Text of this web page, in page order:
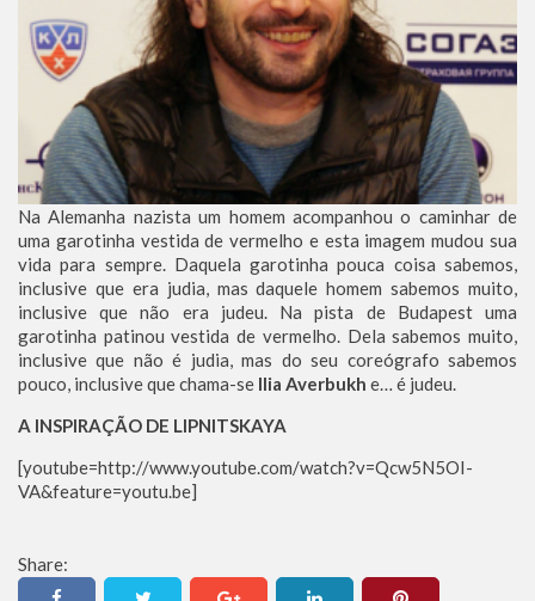
Na Alemanha nazista um homem acompanhou o caminhar de
uma garotinha vestida de vermelho e esta imagem mudou sua
vida para sempre. Daquela garotinha pouca coisa sabemos,
inclusive que era judia, mas daquele homem sabemos muito,
inclusive que não era judeu. Na pista de Budapest uma
garotinha patinou vestida de vermelho. Dela sabemos muito,
inclusive que não é judia, mas do seu coreógrafo sabemos
pouco, inclusive que chama-se Ilia Averbukh e… é judeu.
A INSPIRAÇÃO DE LIPNITSKAYA
[youtube=http://www.youtube.com/watch?v=Qcw5N5OI-
VA&feature=youtu.be]
Share: